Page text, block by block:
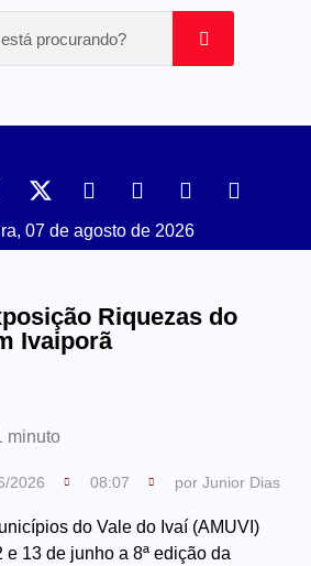
07 de agosto de 2026
Riquezas do
Ivaiporã
minuto
2026 08:07 por Junior Dias
do Vale do Ivaí (AMUVI)
13 de junho a 8ª edição da